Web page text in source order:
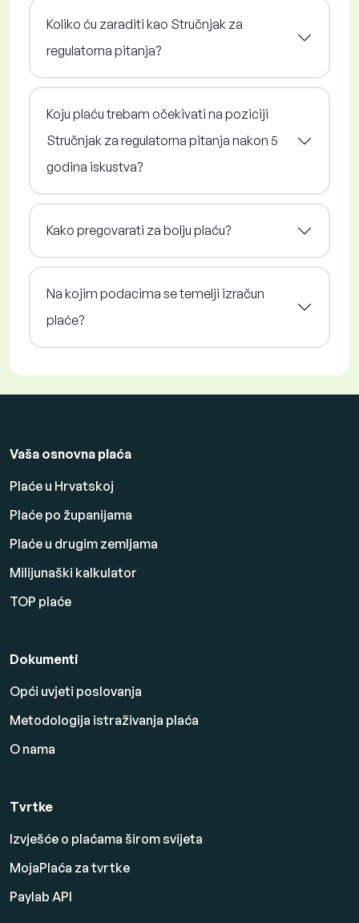
Koliko ću zaraditi kao Stručnjak za
regulatorna pitanja?
Koju plaću trebam očekivati na poziciji
Stručnjak za regulatorna pitanja nakon 5
godina iskustva?
Kako pregovarati za bolju plaću?
Na kojim podacima se temelji izračun
plaće?
Vaša osnovna plaća
Plaće u Hrvatskoj
Plaće po županijama
Plaće u drugim zemljama
Milijunaški kalkulator
TOP plaće
Dokumenti
Opći uvjeti poslovanja
Metodologija istraživanja plaća
O nama
Tvrtke
Izvješće o plaćama širom svijeta
MojaPlaća za tvrtke
Paylab API